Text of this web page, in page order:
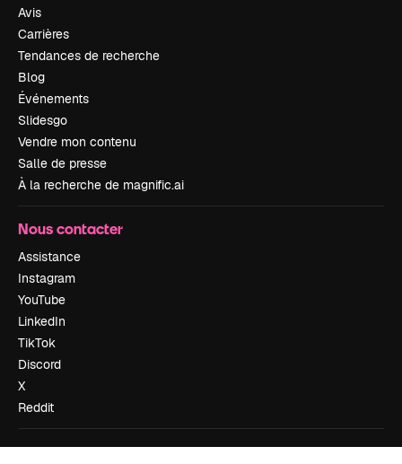
Avis
Carrières
Tendances de recherche
Blog
Événements
Slidesgo
Vendre mon contenu
Salle de presse
À la recherche de magnific.ai
Nous contacter
Assistance
Instagram
YouTube
LinkedIn
TikTok
Discord
X
Reddit